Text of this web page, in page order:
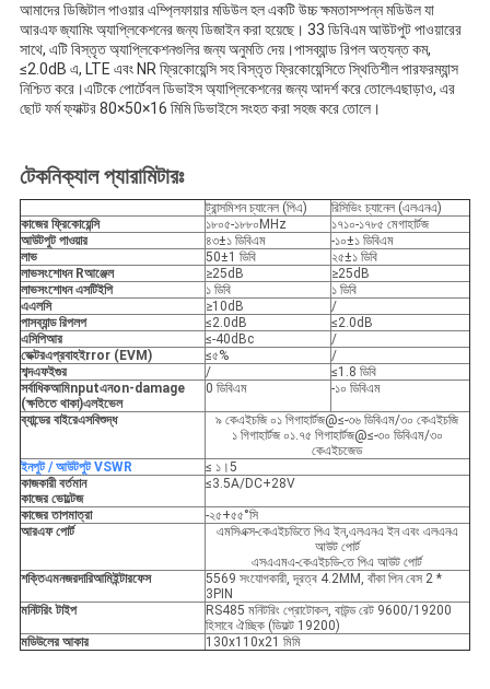
আমাদের ডিজিটাল পাওয়ার এম্প্লিফায়ার মডিউল হল একটি উচ্চ ক্ষমতাসম্পন্ন মডিউল যা
আরএফ জ্যামিং অ্যাপ্লিকেশনের জন্য ডিজাইন করা হয়েছে। 33 ডিবিএম আউটপুট পাওয়ারের
সাথে, এটি বিস্তৃত অ্যাপ্লিকেশনগুলির জন্য অনুমতি দেয়।পাসব্যান্ড রিপল অত্যন্ত কম,
≤2.0dB এ, LTE এবং NR ফ্রিকোয়েন্সি সহ বিস্তৃত ফ্রিকোয়েন্সিতে স্থিতিশীল পারফরম্যান্স
নিশ্চিত করে।এটিকে পোর্টেবল ডিভাইস অ্যাপ্লিকেশনের জন্য আদর্শ করে তোলেএছাড়াও, এর
ছোট ফর্ম ফ্যাক্টর 80×50×16 মিমি ডিভাইসে সংহত করা সহজ করে তোলে।
টেকনিক্যাল প্যারামিটারঃ
ট্রান্সমিশন চ্যানেল (পিএ)
রিসিভিং চ্যানেল (এলএনএ)
কাজের ফ্রিকোয়েন্সি
১৮০৫-১৮৮০MHz
১৭১০-১৭৮৫ মেগাহার্টজ
আউটপুট পাওয়ার
৪৩±১ ডিবিএম
-১০±১ ডিবিএম
লাভ
50±1 ডিবি
২৫±১ ডিবি
লাভসংশোধন Rআঞ্জেল ≥25dB
≥25dB
লাভসংশোধন এসটিইপি ১ ডিবি
১ ডিবি
এএলসি
≥10dB
/
পাসব্যান্ড রিপলপ
≤2.0dB
≤2.0dB
এসিপিআর
≤-40dBc
/
ভেক্টরএপ্রবাহইrror (EVM) ≤৫%
/
শব্দএফইগুর /
≤1.8 ডিবি
সর্বাধিকআমিnputএনon-damage
(ক্ষতিতে থাকা)এলইভেল
0 ডিবিএম -১০ ডিবিএম
ব্যান্ডের বাইরেএসবিশুদ্ধ
৯ কেএইচজি ০১ গিগাহার্টজ@≤-৩৬ ডিবিএম/৩০ কেএইচজি
১ গিগাহার্টজ ০১.৭৫ গিগাহার্টজ@≤-৩০ ডিবিএম/৩০
কেএইচজেড
ইনপুট / আউটপুট VSWR
≤ ১।5
কাজকারী বর্তমান
কাজের ভোল্টেজ
≤3.5A/DC+28V
কাজের তাপমাত্রা
-২৫+৫৫°সি
আরএফ পোর্ট
এমসিএক্স-কেএইচডিতে পিএ ইন,এলএনএ ইন এবং এলএনএ
আউট পোর্ট
এসএএমএ-কেএইচডি-তে পিএ আউট পোর্ট
শক্তিএমনজরদারিআমিইন্টারফেস
5569 সংযোগকারী, দূরত্ব 4.2MM, বাঁকা পিন বেস 2 *
3PIN
মনিটরিং টাইপ
RS485 মনিটরিং প্রোটোকল, বাউন্ড রেট 9600/19200
হিসাবে ঐচ্ছিক (ডিফল্ট 19200)
মডিউলের আকার
130x110x21 মিমি